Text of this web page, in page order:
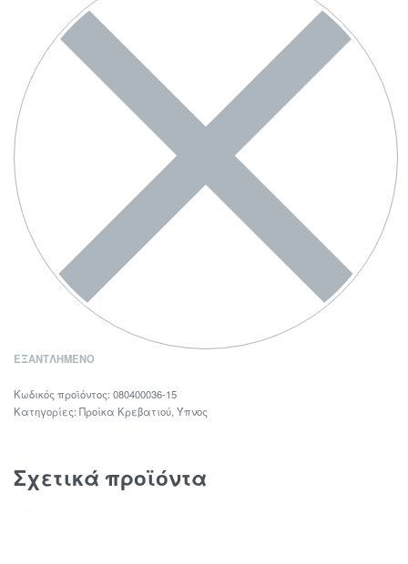
ΕΞΑΝΤΛΗΜΈΝΟ
080400036-15
Κατηγορίες: Προίκα Κρεβατιού, Ύπνος
Σχετικά προϊόντα